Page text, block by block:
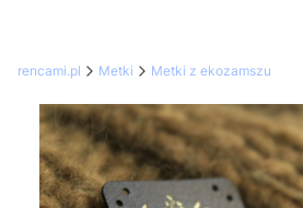
rencami.pl Metki Metki z ekozamszu